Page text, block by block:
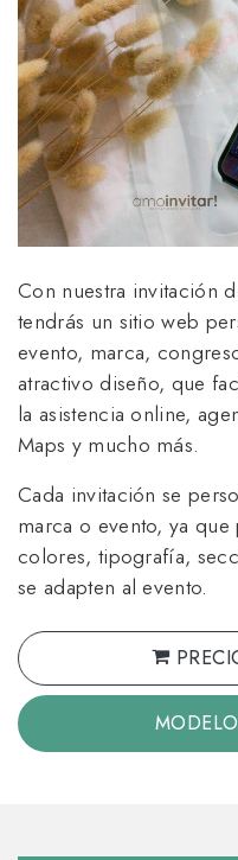
Con nuestra invitación
tendrás un sitio web
evento, marca,
atractivo diseño, que
la asistencia online,
Maps y mucho más.
Cada invitación se
marca o evento, ya
colores, tipografía,
se adapten al evento.